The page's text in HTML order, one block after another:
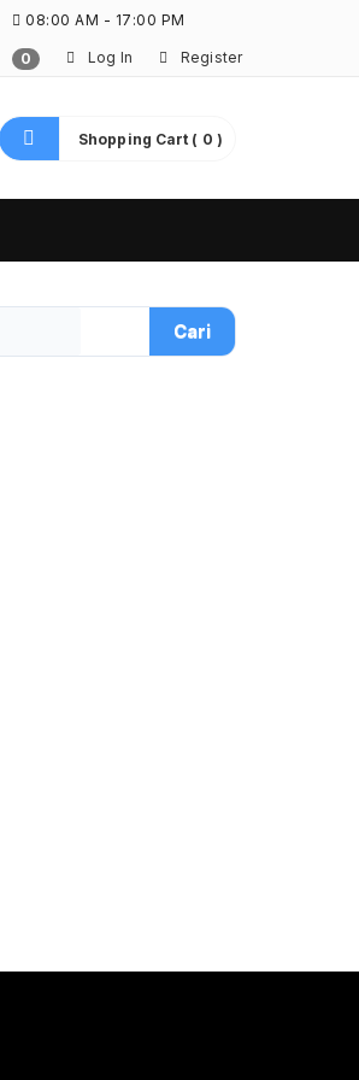
08:00 AM - 17:00 PM
0 Log In Register
Shopping Cart ( 0 )